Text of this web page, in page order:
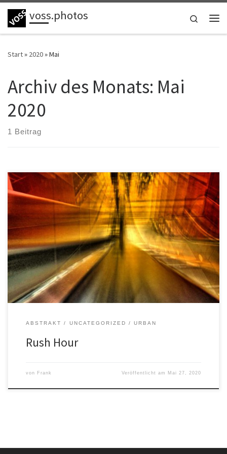
Zum Inhalt springen
voss.photos
Search
Start» 2020»Mai
Archiv des Monats: Mai
2020
1 Beitrag
In unvorstellbarer Geschwindigkeit rasen sie aneinander vorbei in
unendliche Weiten – nur fort, so schnell wie möglich. Ganz nah,
doch trotz allem nicht zu erkennen. Das Tempo lässt ihr Bild
verschwimmen. Konturen lösen sich auf. Übrig bleibt ein dicker
Pinselstrich in undefinierbaren Farben –einem Aquarell gleich, nur
viel schneller. Eine […]
ABSTRAKT UNCATEGORIZED URBAN
Rush Hour
von Frank Veröffentlicht am Mai 27, 2020